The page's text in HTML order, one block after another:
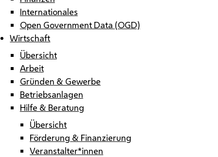
Internationales
Open Government Data (OGD)
Wirtschaft
Übersicht
Arbeit
Gründen & Gewerbe
Betriebsanlagen
Hilfe & Beratung
Übersicht
Förderung & Finanzierung
Veranstalter*innen